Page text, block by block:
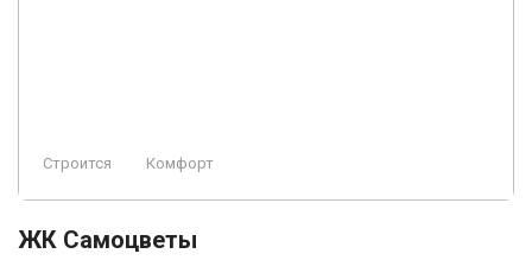
Строится Комфорт
ЖК Самоцветы